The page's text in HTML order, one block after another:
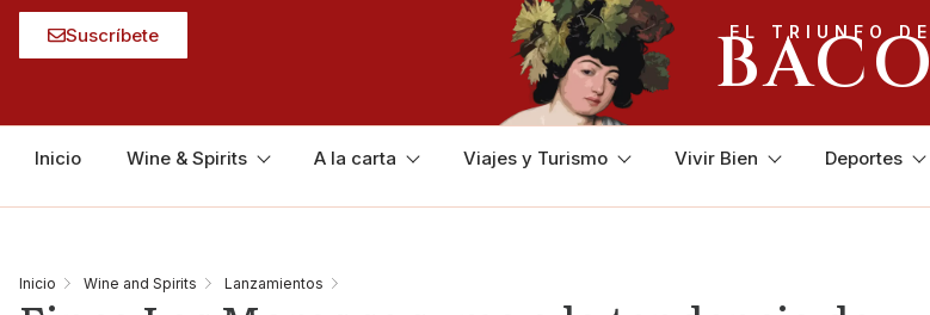
Suscríbete EL TRIUNFO DE
BACO
Inicio Wine & Spirits A la carta Viajes y Turismo Vivir Bien Deportes
Inicio Wine and Spirits Lanzamientos